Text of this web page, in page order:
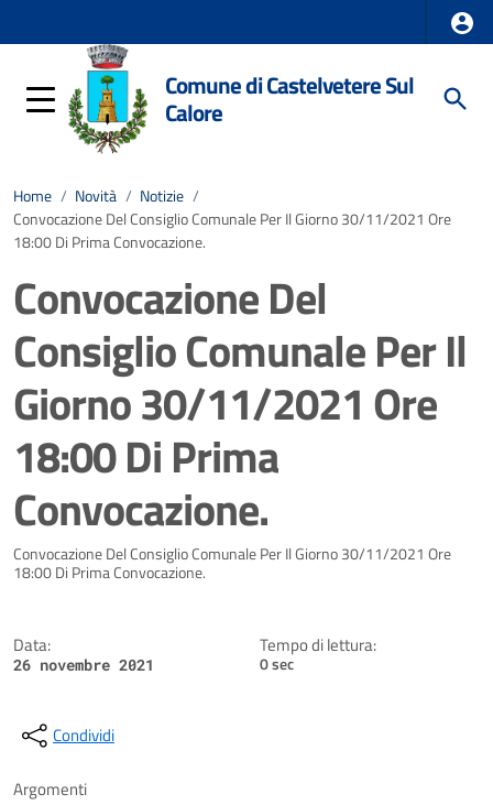
Comune di Castelvetere Sul
Calore
Home / Novità / Notizie /
Convocazione Del Consiglio Comunale Per Il Giorno 30/11/2021 Ore
18:00 Di Prima Convocazione.
Convocazione Del
Consiglio Comunale Per Il
Giorno 30/11/2021 Ore
18:00 Di Prima
Convocazione.
Dettagli della notizia
Convocazione Del Consiglio Comunale Per Il Giorno 30/11/2021 Ore
18:00 Di Prima Convocazione.
Data:
26 novembre 2021
Tempo di lettura:
0 sec
Condividi
Argomenti